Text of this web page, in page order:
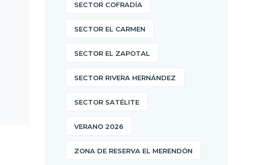
SECTOR COFRADÍA
SECTOR EL CARMEN
SECTOR EL ZAPOTAL
SECTOR RIVERA HERNÁNDEZ
SECTOR SATÉLITE
VERANO 2026
ZONA DE RESERVA EL MERENDÓN